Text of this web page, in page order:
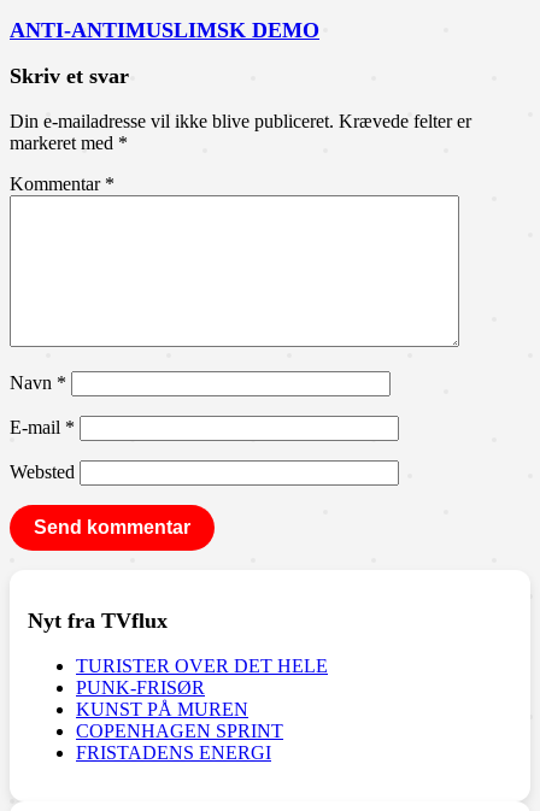
ANTI-ANTIMUSLIMSK DEMO
Skriv et svar
Din e-mailadresse vil ikke blive publiceret. Krævede felter er
markeret med *
Kommentar *
Navn *
E-mail *
Websted
Nyt fra TVflux
TURISTER OVER DET HELE
PUNK-FRISØR
KUNST PÅ MUREN
COPENHAGEN SPRINT
FRISTADENS ENERGI